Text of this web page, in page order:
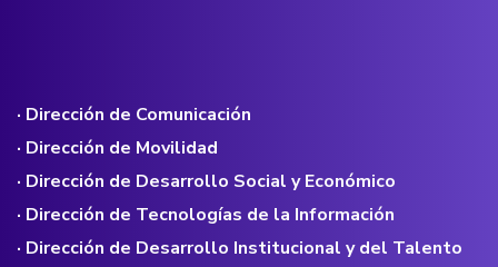
· Dirección de Comunicación
· Dirección de Movilidad
· Dirección de Desarrollo Social y Económico
· Dirección de Tecnologías de la Información
· Dirección de Desarrollo Institucional y del Talento